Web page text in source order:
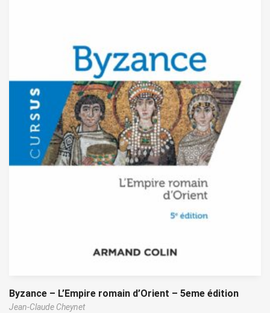
Byzance – L’Empire romain d’Orient – 5eme édition
Jean-Claude Cheynet